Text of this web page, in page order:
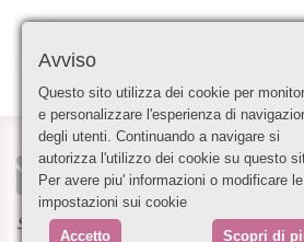
Contattami /
Scrivimi quali sono le tue esigenze
Avviso
Questo sito utilizza dei cookie per
e personalizzare l'esperienza di
degli utenti. Continuando a navigare si
autorizza l'utilizzo dei cookie su questo
Per avere piu' informazioni o modificare le
impostazioni sui cookie
Accetto Scopri di